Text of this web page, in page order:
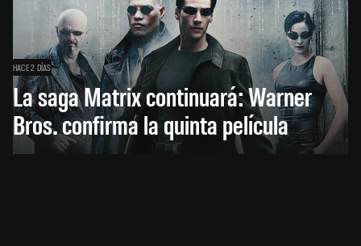
HACE 2 DÍAS
La saga Matrix continuará: Warner
Bros. confirma la quinta película